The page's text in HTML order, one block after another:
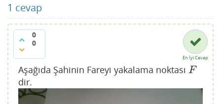
1 cevap
0
0
En İyi Cevap
Aşağıda Şahinin Fareyi yakalama noktası F
F
dir.